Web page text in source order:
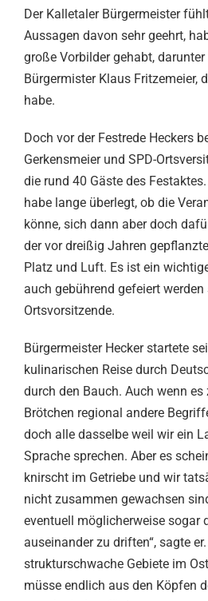
Der Kalletaler Bürgermeister
Aussagen davon sehr geehrt,
große Vorbilder gehabt, darunter
Bürgermister Klaus Fritzemeier,
habe.
Doch vor der Festrede Heckers
Gerkensmeier und SPD-
die rund 40 Gäste des
habe lange überlegt, ob die
könne, sich dann aber doch
der vor dreißig Jahren
Platz und Luft. Es ist ein
auch gebührend gefeiert werden
Ortsvorsitzende.
Bürgermeister Hecker startete
kulinarischen Reise durch
durch den Bauch. Auch wenn
Brötchen regional andere
doch alle dasselbe weil wir ein
Sprache sprechen. Aber es
knirscht im Getriebe und wir
nicht zusammen gewachsen
eventuell möglicherweise sogar
auseinander zu driften“, sagte
strukturschwache Gebiete im
müsse endlich aus den Köpfen